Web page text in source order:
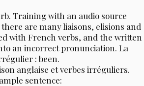
Training with an audio source
are many liaisons, elisions and
with French verbs, and the written
an incorrect pronunciation. La
: been.
anglaise et verbes irréguliers.
sentence: